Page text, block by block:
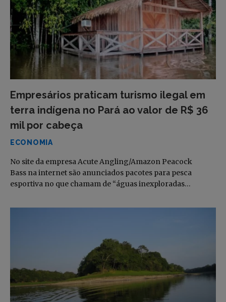
Empresários praticam turismo ilegal em
terra indígena no Pará ao valor de R$ 36
mil por cabeça
ECONOMIA
No site da empresa Acute Angling/Amazon Peacock
Bass na internet são anunciados pacotes para pesca
esportiva no que chamam de “águas inexploradas…